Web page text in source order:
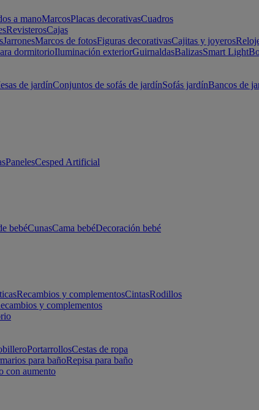
a manoMarcosPlacas decorativasCuadros
RevisterosCajas
JarronesMarcos de fotosFiguras decorativasCajitas y joyeros
dormitorioIluminación exteriorGuirnaldasBalizasSmart Light
de jardínConjuntos de sofás de jardínSofás jardínBancos de
PanelesCesped Artificial
bebéCunasCama bebéDecoración bebé
Recambios y complementosCintasRodillos
y complementos
PortarrollosCestas de ropa
para bañoRepisa para baño
con aumento